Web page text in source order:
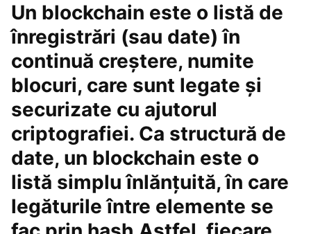
Un blockchain este o listă de
înregistrări (sau date) în
continuă creștere, numite
blocuri, care sunt legate și
securizate cu ajutorul
criptografiei. Ca structură de
date, un blockchain este o
listă simplu înlănțuită, în care
legăturile între elemente se